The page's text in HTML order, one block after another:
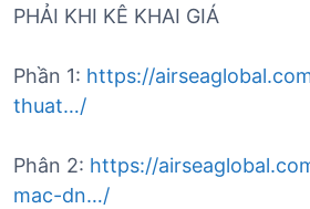
PHẢI KHI KÊ KHAI GIÁ
Phần 1: https://
thuat…/
Phân 2: https://
mac-dn…/